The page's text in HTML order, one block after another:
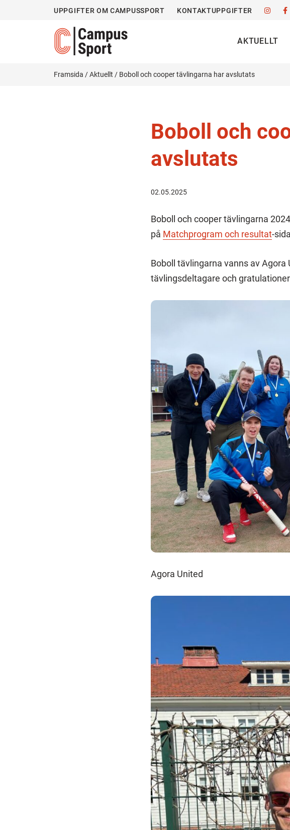
UPPGIFTER OM CAMPUSSPORT KONTAKTUPPGIFTER
AKTUELLT
Framsida /Aktuellt / Boboll och cooper tävlingarna har avslutats
Boboll och
avslutats
02.05.2025
Boboll och cooper tävlingarna
på Matchprogram och resultat-
Boboll tävlingarna vanns av
tävlingsdeltagare och
Agora United